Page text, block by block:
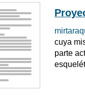
cuya
parte